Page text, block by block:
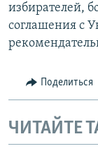
избирателей,
соглашения с
Поделиться
ЧИТАЙТЕ